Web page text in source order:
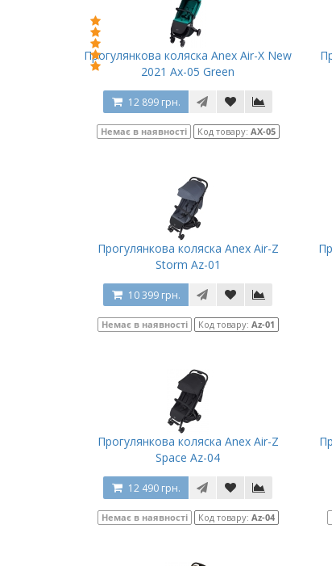
Прогулянкова коляска Anex Air-X New
2021 Ax-05 Green
12 899 грн.
Немає в наявності Код товару: AX-05
Прогулянкова коляска Anex Air-Z
Storm Az-01
10 399 грн.
Немає в наявності Код товару: Az-01
Прогулянкова коляска Anex Air-Z
Space Az-04
12 490 грн.
Немає в наявності Код товару: Az-04